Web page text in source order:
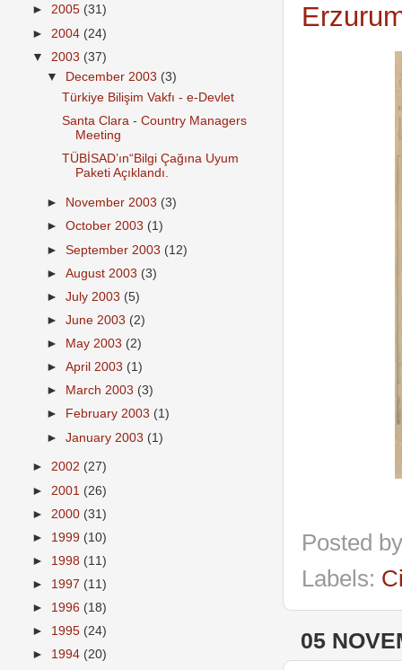
Posted
Labels:
05
► 2005 (31)
► 2004 (24)
▼ 2003 (37)
▼
December 2003 (3)
Türkiye Bilişim Vakfı - e-Devlet
Santa Clara - Country Managers
Meeting
TÜBİSAD’ın“Bilgi Çağına Uyum
Paketi Açıklandı.
► November 2003 (3)
►October 2003 (1)
►September 2003 (12)
►August 2003 (3)
►July 2003 (5)
►June 2003 (2)
►
May 2003 (2)
►April 2003 (1)
►
March 2003 (3)
►
February 2003 (1)
►January 2003 (1)
► 2002 (27)
► 2001 (26)
► 2000 (31)
► 1999 (10)
► 1998 (11)
► 1997 (11)
► 1996 (18)
► 1995 (24)
► 1994 (20)